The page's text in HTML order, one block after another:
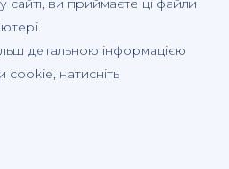
Авторське право
ви приймаєте ці файли
детальною інформацією
cookie, натисніть